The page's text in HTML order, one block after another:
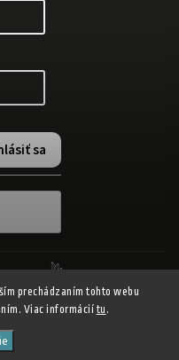
prechádzaním tohto webu
Viac informácií tu .
sa
športový obchod